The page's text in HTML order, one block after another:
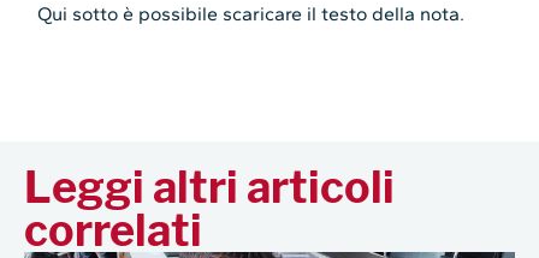
Qui sotto è possibile scaricare il testo della nota.
Leggi altri articoli
correlati